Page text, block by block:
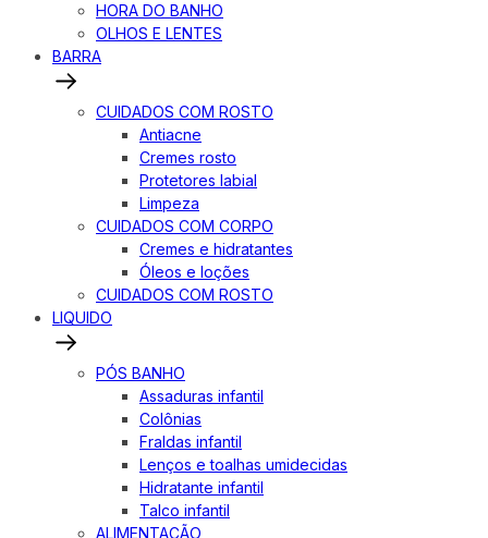
HORA DO BANHO
OLHOS E LENTES
BARRA
CUIDADOS COM ROSTO
Antiacne
Cremes rosto
Protetores labial
Limpeza
CUIDADOS COM CORPO
Cremes e hidratantes
Óleos e loções
CUIDADOS COM ROSTO
LIQUIDO
PÓS BANHO
Assaduras infantil
Colônias
Fraldas infantil
Lenços e toalhas umidecidas
Hidratante infantil
Talco infantil
ALIMENTAÇÃO